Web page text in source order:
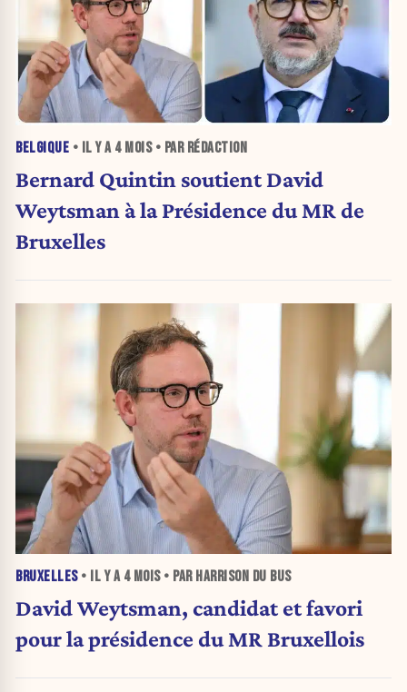
BELGIQUE • IL Y A 4 MOIS• PAR RÉDACTION
Bernard Quintin soutient David
Weytsman à la Présidence du MR de
Bruxelles
BRUXELLES• IL Y A 4 MOIS• PAR HARRISON DU BUS
David Weytsman, candidat et favori
pour la présidence du MR Bruxellois